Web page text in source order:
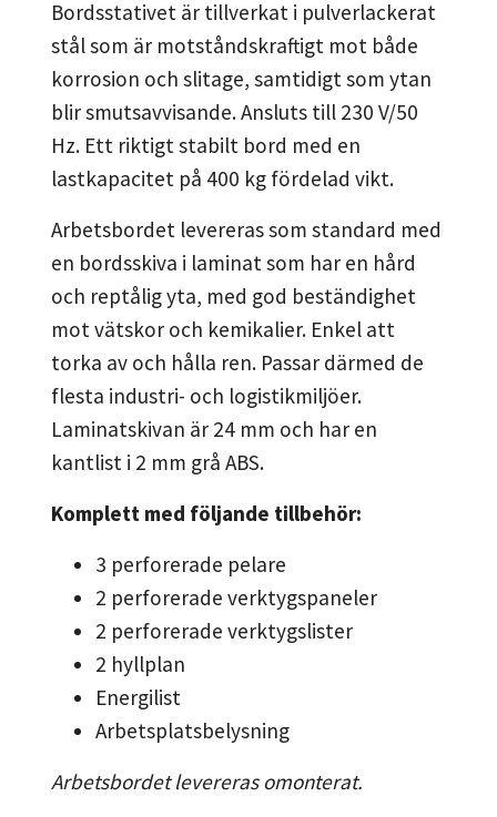
Bordsstativet är tillverkat i pulverlackerat
stål som är motståndskraftigt mot både
korrosion och slitage, samtidigt som ytan
blir smutsavvisande. Ansluts till 230 V/50
Hz. Ett riktigt stabilt bord med en
lastkapacitet på 400 kg fördelad vikt.
Arbetsbordet levereras som standard med
en bordsskiva i laminat som har en hård
och reptålig yta, med god beständighet
mot vätskor och kemikalier. Enkel att
torka av och hålla ren. Passar därmed de
flesta industri- och logistikmiljöer.
Laminatskivan är 24 mm och har en
kantlist i 2 mm grå ABS.
Komplett med följande tillbehör:
3 perforerade pelare
2 perforerade verktygspaneler
2 perforerade verktygslister
2 hyllplan
Energilist
Arbetsplatsbelysning
Arbetsbordet levereras omonterat.